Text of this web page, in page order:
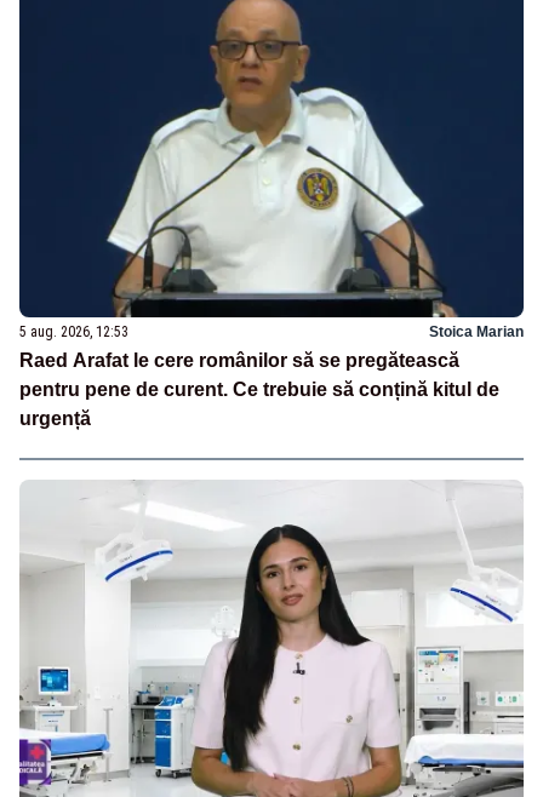
5 aug. 2026, 12:53 Stoica Marian
Raed Arafat le cere românilor să se pregătească
pentru pene de curent. Ce trebuie să conțină kitul de
urgență